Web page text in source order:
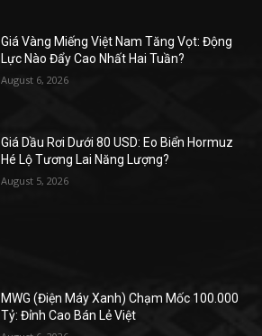
Giá Vàng Miếng Việt Nam Tăng Vọt: Động
Lực Nào Đẩy Cao Nhất Hai Tuần?
August 6, 2026
Giá Dầu Rơi Dưới 80 USD: Eo Biển Hormuz
Hé Lộ Tương Lai Năng Lượng?
August 5, 2026
MWG (Điện Máy Xanh) Chạm Mốc 100.000
Tỷ: Đỉnh Cao Bán Lẻ Việt